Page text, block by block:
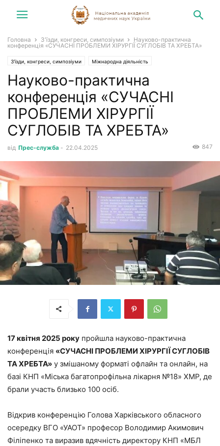
Головна З'їзди, конгреси, симпозіуми
Науково-практична
конференція «СУЧАСНІ ПРОБЛЕМИ ХІРУРГІЇ СУГЛОБІВ ТА ХРЕБТА»
З'їзди, конгреси, симпозіуми Міжнародна діяльність
Конгреси, симпозіуми, зустрічі
Науково-практична
конференція «СУЧАСНІ
ПРОБЛЕМИ ХІРУРГІЇ
СУГЛОБІВ ТА ХРЕБТА»
від Прес-служба - 22.04.2025 847
17 квітня 2025 року пройшла науково-практична
конференція «СУЧАСНІ ПРОБЛЕМИ ХІРУРГІЇ СУГЛОБІВ
ТА ХРЕБТА» у змішаному форматі офлайн та онлайн, на
базі КНП «Міська багатопрофільна лікарня №18» ХМР, де
брали участь близько 100 осіб.
Відкрив конференцію Голова Харківського обласного
осередку ВГО «УАОТ» професор Володимир Акимович
Філіпенко та виразив вдячність директору КНП «МБЛ